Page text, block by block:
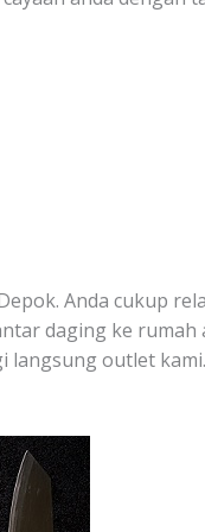
Anda cukup
daging ke rumah
langsung outlet